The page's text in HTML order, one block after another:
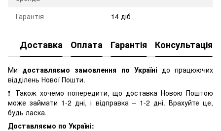
Гарантія 14 діб
Доставка Оплата Гарантія Консультація
Ми доставляємо замовлення по Україні до працюючих
відділень Нової Пошти.
❗ Також хочемо попередити, що доставка Новою Поштою
може займати 1-2 дні, і відправка – 1-2 дні. Врахуйте це,
будь ласка.
Доставляємо по Україні: